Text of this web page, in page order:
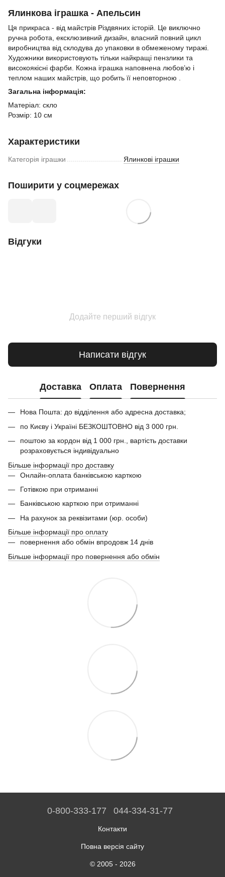
Ялинкова іграшка - Апельсин
Ця прикраса - від майстрів Різдвяних історій. Це виключно
ручна робота, ексклюзивний дизайн, власний повний цикл
виробництва від склодува до упаковки в обмеженому тиражі.
Художники використовують тільки найкращі пензлики та
високоякісні фарби. Кожна іграшка наповнена любов’ю і
теплом наших майстрів, що робить її неповторною .
Загальна інформація:
Матеріал: скло
Розмір: 10 см
Характеристики
Категорія іграшки Ялинкові іграшки
Поширити у соцмережах
Відгуки
Додайте перший відгук
Написати відгук
Доставка Оплата Повернення
Нова Пошта: до відділення або адресна доставка;
по Києву і Україні БЕЗКОШТОВНО від 3 000 грн.
поштою за кордон від 1 000 грн., вартість доставки
розраховується індивідуально
Більше інформації про доставку
Онлайн-оплата банківською карткою
Готівкою при отриманні
Банківською карткою при отриманні
На рахунок за реквізитами (юр. особи)
Більше інформації про оплату
повернення або обмін впродовж 14 днів
Більше інформації про повернення або обмін
0-800-333-177 044-334-31-77
Контакти
Повна версія сайту
© 2005 - 2026